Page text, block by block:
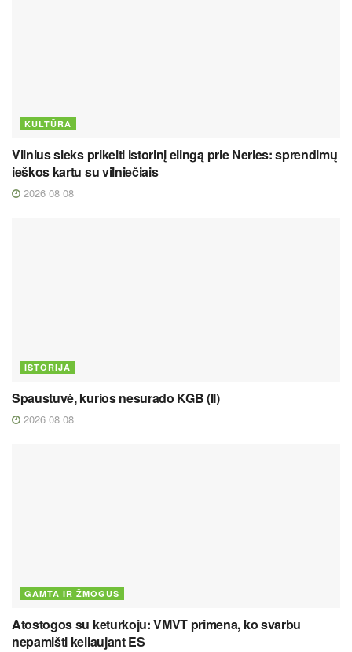
KULTŪRA
Vilnius sieks prikelti istorinį elingą prie Neries: sprendimų
ieškos kartu su vilniečiais
2026 08 08
ISTORIJA
Spaustuvė, kurios nesurado KGB (II)
2026 08 08
GAMTA IR ŽMOGUS
Atostogos su keturkoju: VMVT primena, ko svarbu
nepamišti keliaujant ES